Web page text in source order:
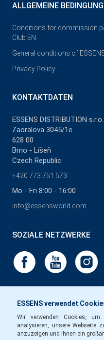
ESSENS verwendet
Wir verwenden Cookies,
analysieren, unsere Webseite
anzuzeigen und Ihnen ein
ALLGEMEINE
Conditions for commission
Club EN
General conditions of
Privacy Policy
KONTAKTDATEN
ESSENS DISTRIBUTION s.r.o.
Zaoralova 3045/1e
628 00
Brno - Líšeň
Czech Republic
+420 773 751 573
Mo - Fri 8:00 - 16:00
info@essensworld.com
SOZIALE NETZWERKE